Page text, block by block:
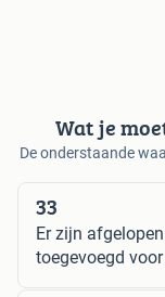
Wat je
De onderstaande
33
Er zijn
toegevoegd voor